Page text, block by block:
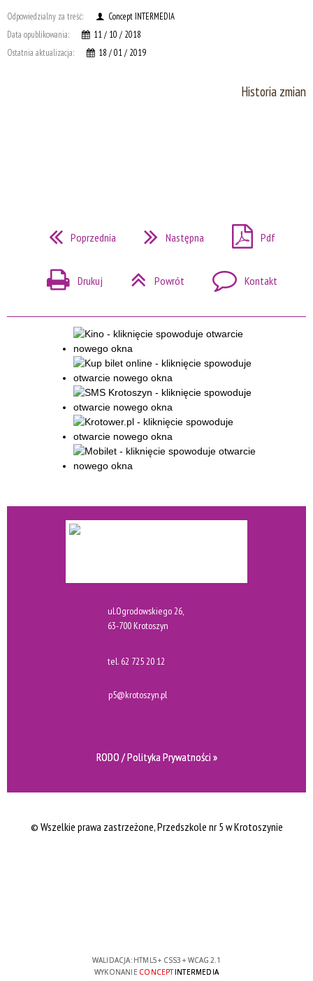
Odpowiedzialny za treść:
Concept INTERMEDIA
Data opublikowania:
11 / 10 / 2018
Ostatnia aktualizacja:
18 / 01 / 2019
Historia zmian
Poprzednia Następna Pdf
Drukuj Powrót Kontakt
ul.Ogrodowskiego 26,
63-700 Krotoszyn
tel. 62 725 20 12
p5@krotoszyn.pl
RODO / Polityka Prywatności »
© Wszelkie prawa zastrzeżone, Przedszkole nr 5 w Krotoszynie
WALIDACJA: HTML5+ CSS3 + WCAG 2.1
WYKONANIE CONCEPTINTERMEDIA